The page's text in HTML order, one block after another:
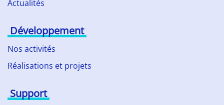
Actualités
Développement
Nos activités
Réalisations et projets
Support